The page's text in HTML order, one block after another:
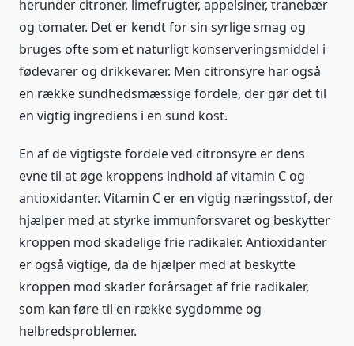
herunder citroner, limefrugter, appelsiner, tranebær
og tomater. Det er kendt for sin syrlige smag og
bruges ofte som et naturligt konserveringsmiddel i
fødevarer og drikkevarer. Men citronsyre har også
en række sundhedsmæssige fordele, der gør det til
en vigtig ingrediens i en sund kost.
En af de vigtigste fordele ved citronsyre er dens
evne til at øge kroppens indhold af vitamin C og
antioxidanter. Vitamin C er en vigtig næringsstof, der
hjælper med at styrke immunforsvaret og beskytter
kroppen mod skadelige frie radikaler. Antioxidanter
er også vigtige, da de hjælper med at beskytte
kroppen mod skader forårsaget af frie radikaler,
som kan føre til en række sygdomme og
helbredsproblemer.